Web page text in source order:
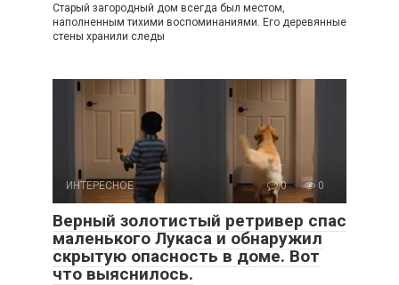
Старый загородный дом всегда был местом,
наполненным тихими воспоминаниями. Его деревянные
стены хранили следы
ИНТЕРЕСНОЕ 0 0
Верный золотистый ретривер спас
маленького Лукаса и обнаружил
скрытую опасность в доме. Вот
что выяснилось.